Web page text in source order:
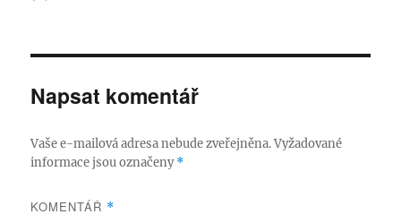
Napsat komentář
Vaše e-mailová adresa nebude zveřejněna. Vyžadované
informace jsou označeny*
KOMENTÁŘ *